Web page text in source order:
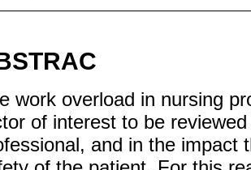
work overload in nursing
of interest to be
and in the impact